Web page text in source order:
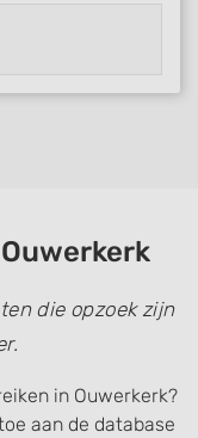
die opzoek zijn
in Ouwerkerk?
aan de database